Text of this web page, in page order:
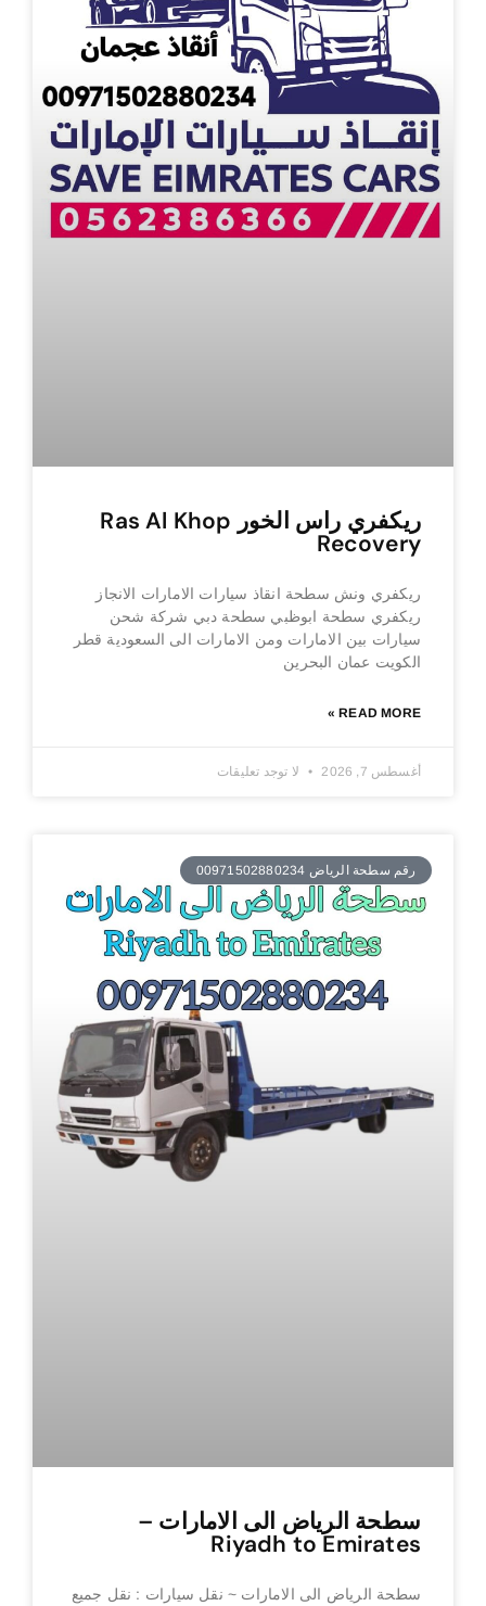
ريكفري راس الخور Ras Al Khop
Recovery
ريكفري ونش سطحة انقاذ سيارات الامارات الانجاز
ريكفري سطحة ابوظبي سطحة دبي شركة شحن
سيارات بين الامارات ومن الامارات الى السعودية قطر
الكويت عمان البحرين
READ MORE »
أغسطس 7, 2026 لا توجد تعليقات
رقم سطحة الرياض 00971502880234
سطحة الرياض الى الامارات –
Riyadh to Emirates
سطحة الرياض الى الامارات ~ نقل سيارات : نقل جميع